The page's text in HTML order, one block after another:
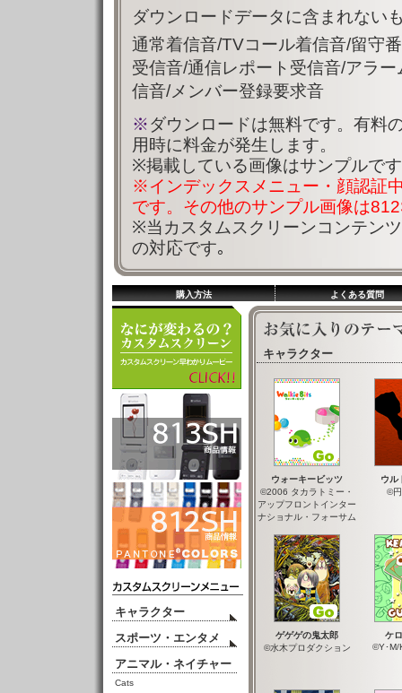
ダウンロードデータに含まれない
通常着信音/TVコール着信音/留守
受信音/通信レポート受信音/アラ
信音/メンバー登録要求音
※ダウンロードは無料です。有料
用時に料金が発生します。
※掲載している画像はサンプルで
※インデックスメニュー・顔認証
です。その他のサンプル画像は
※当カスタムスクリーンコンテン
の対応です｡
購入方法 よくある質問
キャラクター
ウォーキービッツ
©2006 タカラトミー・
アップフロントインター
ナショナル・フォーサム
ウル
©
ゲゲゲの鬼太郎
©水木プロダクション
ケ
©Y･M/
キャラクター
スポーツ・エンタメ
アニマル・ネイチャー
Cats